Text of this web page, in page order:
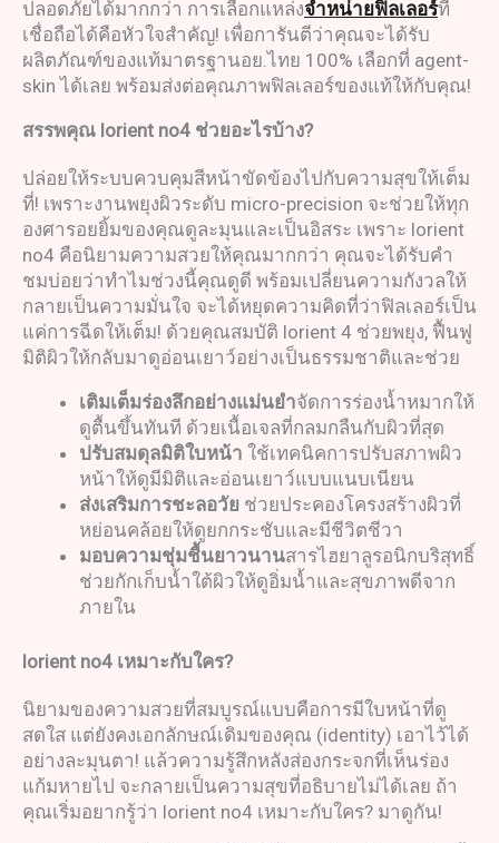
ปลอดภัยได้มากกว่า การเลือกแหล่งจำหน่ายฟิลเลอร์ที่
เชื่อถือได้คือหัวใจสำคัญ! เพื่อการันตีว่าคุณจะได้รับ
ผลิตภัณฑ์ของแท้มาตรฐานอย.ไทย 100% เลือกที่ agent-
skin ได้เลย พร้อมส่งต่อคุณภาพฟิลเลอร์ของแท้ให้กับคุณ!
สรรพคุณ lorient no4 ช่วยอะไรบ้าง?
ปล่อยให้ระบบควบคุมสีหน้าขัดข้องไปกับความสุขให้เต็ม
ที่! เพราะงานพยุงผิวระดับ micro-precision จะช่วยให้ทุก
องศารอยยิ้มของคุณดูละมุนและเป็นอิสระ เพราะ lorient
no4 คือนิยามความสวยให้คุณมากกว่า คุณจะได้รับคำ
ชมบ่อยว่าทำไมช่วงนี้คุณดูดี พร้อมเปลี่ยนความกังวลให้
กลายเป็นความมั่นใจ จะได้หยุดความคิดที่ว่าฟิลเลอร์เป็น
แค่การฉีดให้เต็ม! ด้วยคุณสมบัติ lorient 4 ช่วยพยุง, ฟื้นฟู
มิติผิวให้กลับมาดูอ่อนเยาว์อย่างเป็นธรรมชาติและช่วย
เติมเต็มร่องลึกอย่างแม่นยำจัดการร่องน้ำหมากให้
ดูตื้นขึ้นทันที ด้วยเนื้อเจลที่กลมกลืนกับผิวที่สุด
ปรับสมดุลมิติใบหน้า ใช้เทคนิคการปรับสภาพผิว
หน้าให้ดูมีมิติและอ่อนเยาว์แบบแนบเนียน
ส่งเสริมการชะลอวัย ช่วยประคองโครงสร้างผิวที่
หย่อนคล้อยให้ดูยกกระชับและมีชีวิตชีวา
มอบความชุ่มชื้นยาวนานสารไฮยาลูรอนิกบริสุทธิ์
ช่วยกักเก็บน้ำใต้ผิวให้ดูอิ่มน้ำและสุขภาพดีจาก
ภายใน
lorient no4 เหมาะกับใคร?
นิยามของความสวยที่สมบูรณ์แบบคือการมีใบหน้าที่ดู
สดใส แต่ยังคงเอกลักษณ์เดิมของคุณ (identity) เอาไว้ได้
อย่างละมุนตา! แล้วความรู้สึกหลังส่องกระจกที่เห็นร่อง
แก้มหายไป จะกลายเป็นความสุขที่อธิบายไม่ได้เลย ถ้า
คุณเริ่มอยากรู้ว่า lorient no4 เหมาะกับใคร? มาดูกัน!